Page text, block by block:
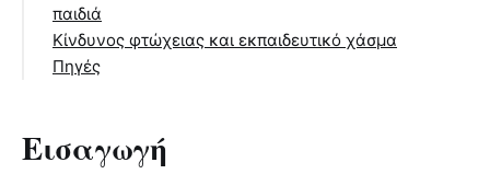
παιδιά
Κίνδυνος φτώχειας και εκπαιδευτικό χάσμα
Πηγές
Εισαγωγή